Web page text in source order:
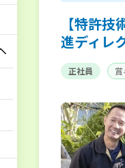
【特許
進ディレ
正社員